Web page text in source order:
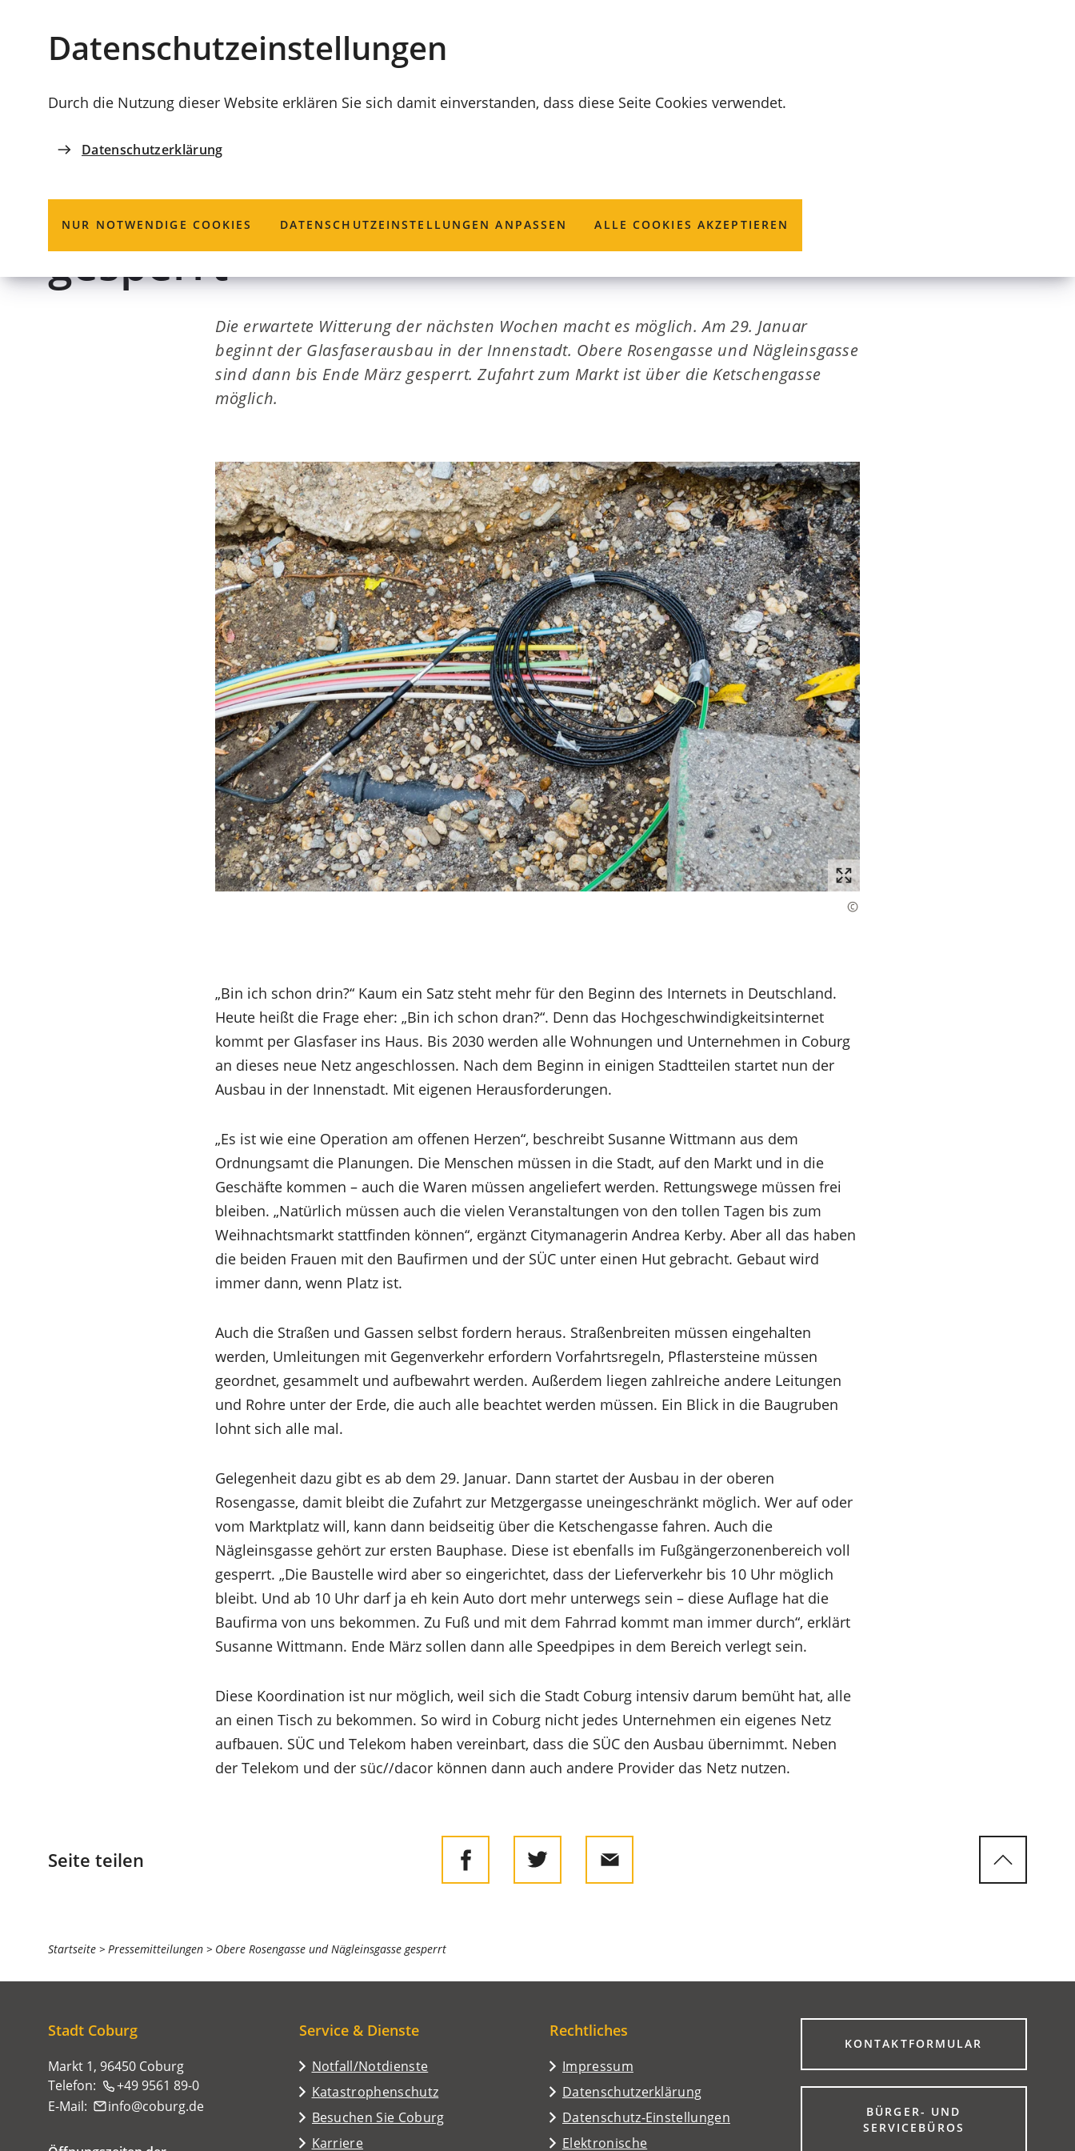
Datenschutz­einstellungen
Durch die Nutzung dieser Website erklären Sie sich damit einverstanden, dass diese Seite Cookies verwendet.
Datenschutzerklärung
NUR NOTWENDIGE COOKIES DATENSCHUTZ­EINSTELLUNGEN ANPASSEN ALLE COOKIES AKZEPTIEREN
Coburg
26.01.2024 GLASFASERAUSBAU
Obere Rosengasse und Nägleinsgasse
gesperrt
Die erwartete Witterung der nächsten Wochen macht es möglich. Am 29. Januar
beginnt der Glasfaserausbau in der Innenstadt. Obere Rosengasse und Nägleinsgasse
sind dann bis Ende März gesperrt. Zufahrt zum Markt ist über die Ketschengasse
möglich.
„Bin ich schon drin?“ Kaum ein Satz steht mehr für den Beginn des Internets in Deutschland.
Heute heißt die Frage eher: „Bin ich schon dran?“. Denn das Hochgeschwindigkeitsinternet
kommt per Glasfaser ins Haus. Bis 2030 werden alle Wohnungen und Unternehmen in Coburg
an dieses neue Netz angeschlossen. Nach dem Beginn in einigen Stadtteilen startet nun der
Ausbau in der Innenstadt. Mit eigenen Herausforderungen.
„Es ist wie eine Operation am offenen Herzen“, beschreibt Susanne Wittmann aus dem
Ordnungsamt die Planungen. Die Menschen müssen in die Stadt, auf den Markt und in die
Geschäfte kommen – auch die Waren müssen angeliefert werden. Rettungswege müssen frei
bleiben. „Natürlich müssen auch die vielen Veranstaltungen von den tollen Tagen bis zum
Weihnachtsmarkt stattfinden können“, ergänzt Citymanagerin Andrea Kerby. Aber all das haben
die beiden Frauen mit den Baufirmen und der SÜC unter einen Hut gebracht. Gebaut wird
immer dann, wenn Platz ist.
Auch die Straßen und Gassen selbst fordern heraus. Straßenbreiten müssen eingehalten
werden, Umleitungen mit Gegenverkehr erfordern Vorfahrtsregeln, Pflastersteine müssen
geordnet, gesammelt und aufbewahrt werden. Außerdem liegen zahlreiche andere Leitungen
und Rohre unter der Erde, die auch alle beachtet werden müssen. Ein Blick in die Baugruben
lohnt sich alle mal.
Gelegenheit dazu gibt es ab dem 29. Januar. Dann startet der Ausbau in der oberen
Rosengasse, damit bleibt die Zufahrt zur Metzgergasse uneingeschränkt möglich. Wer auf oder
vom Marktplatz will, kann dann beidseitig über die Ketschengasse fahren. Auch die
Nägleinsgasse gehört zur ersten Bauphase. Diese ist ebenfalls im Fußgängerzonenbereich voll
gesperrt. „Die Baustelle wird aber so eingerichtet, dass der Lieferverkehr bis 10 Uhr möglich
bleibt. Und ab 10 Uhr darf ja eh kein Auto dort mehr unterwegs sein – diese Auflage hat die
Baufirma von uns bekommen. Zu Fuß und mit dem Fahrrad kommt man immer durch“, erklärt
Susanne Wittmann. Ende März sollen dann alle Speedpipes in dem Bereich verlegt sein.
Diese Koordination ist nur möglich, weil sich die Stadt Coburg intensiv darum bemüht hat, alle
an einen Tisch zu bekommen. So wird in Coburg nicht jedes Unternehmen ein eigenes Netz
aufbauen. SÜC und Telekom haben vereinbart, dass die SÜC den Ausbau übernimmt. Neben
der Telekom und der süc//dacor können dann auch andere Provider das Netz nutzen.
Seite teilen
Sie
befinden
hier:
Startseite Pressemitteilungen Obere Rosengasse und Nägleinsgasse gesperrt
Stadt Coburg
Markt 1, 96450 Coburg
Telefon:
+49 9561 89-0
E-Mail:
info coburg de
Service & Dienste
Notfall/Notdienste
Katastrophenschutz
Besuchen Sie Coburg
(Öffnet
in Karriere
Rechtliches
Impressum
Datenschutzerklärung
Datenschutz-Einstellungen
Elektronische
KONTAKTFORMULAR
(ÖFFNET
EINEM
NEUEN
BÜRGER- UND
SERVICEBÜROS